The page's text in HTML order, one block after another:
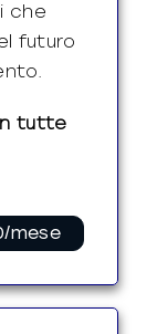
che
futuro
tutte
mese